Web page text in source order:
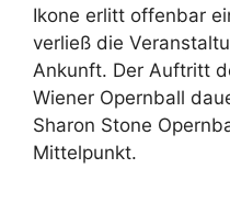
Ikone erlitt offenbar
verließ die
Ankunft. Der Auftritt
Wiener Opernball
Sharon Stone
Mittelpunkt.